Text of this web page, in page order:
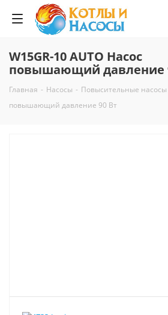
W15GR-10 AUTO Насос
повышающий давление
Главная - Насосы - Повысительные насосы
повышающий давление 90 Вт